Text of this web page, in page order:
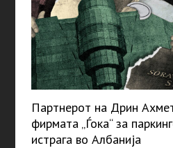
Партнерот на Дрин
фирмата „Ѓока“ за
истрага во Албанија